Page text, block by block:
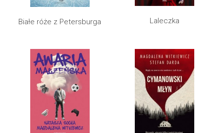
Białe róże z Petersburga Laleczka